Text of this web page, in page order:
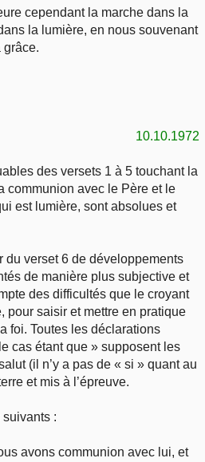
cependant la marche dans la
la lumière, en nous souvenant
grâce.
10.10.1972
des versets 1 à 5 touchant la
communion avec le Père et le
est lumière, sont absolues et
du verset 6 de développements
de manière plus subjective et
des difficultés que le croyant
pour saisir et mettre en pratique
foi. Toutes les déclarations
cas étant que » supposent les
(il n’y a pas de « si » quant au
et mis à l’épreuve.
suivants :
avons communion avec lui, et